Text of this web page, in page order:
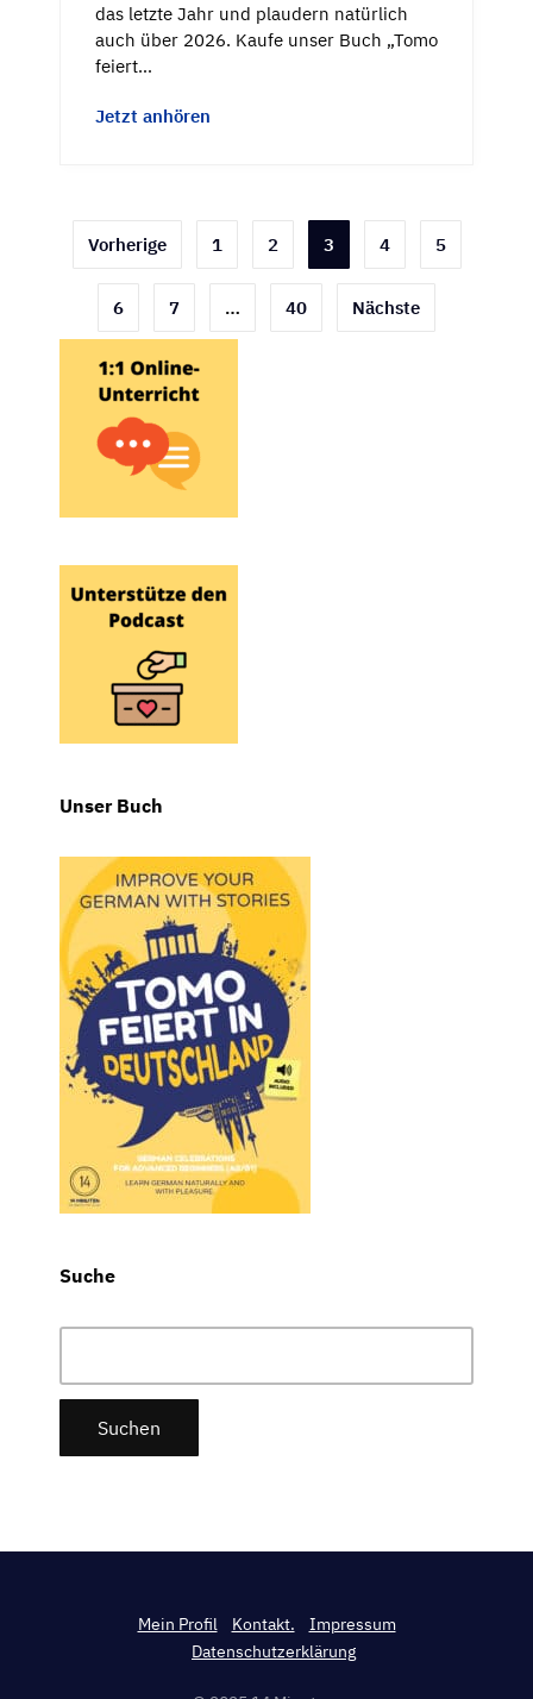
das letzte Jahr und plaudern natürlich
auch über 2026. Kaufe unser Buch „Tomo
feiert…
Jetzt anhören
Seitennummerierung
der
Beiträge
Vorherige 1 2 3 4 5
6 7 … 40 Nächste
Unser Buch
Suche
Mein Profil Kontakt.
Impressum
Datenschutzerklärung